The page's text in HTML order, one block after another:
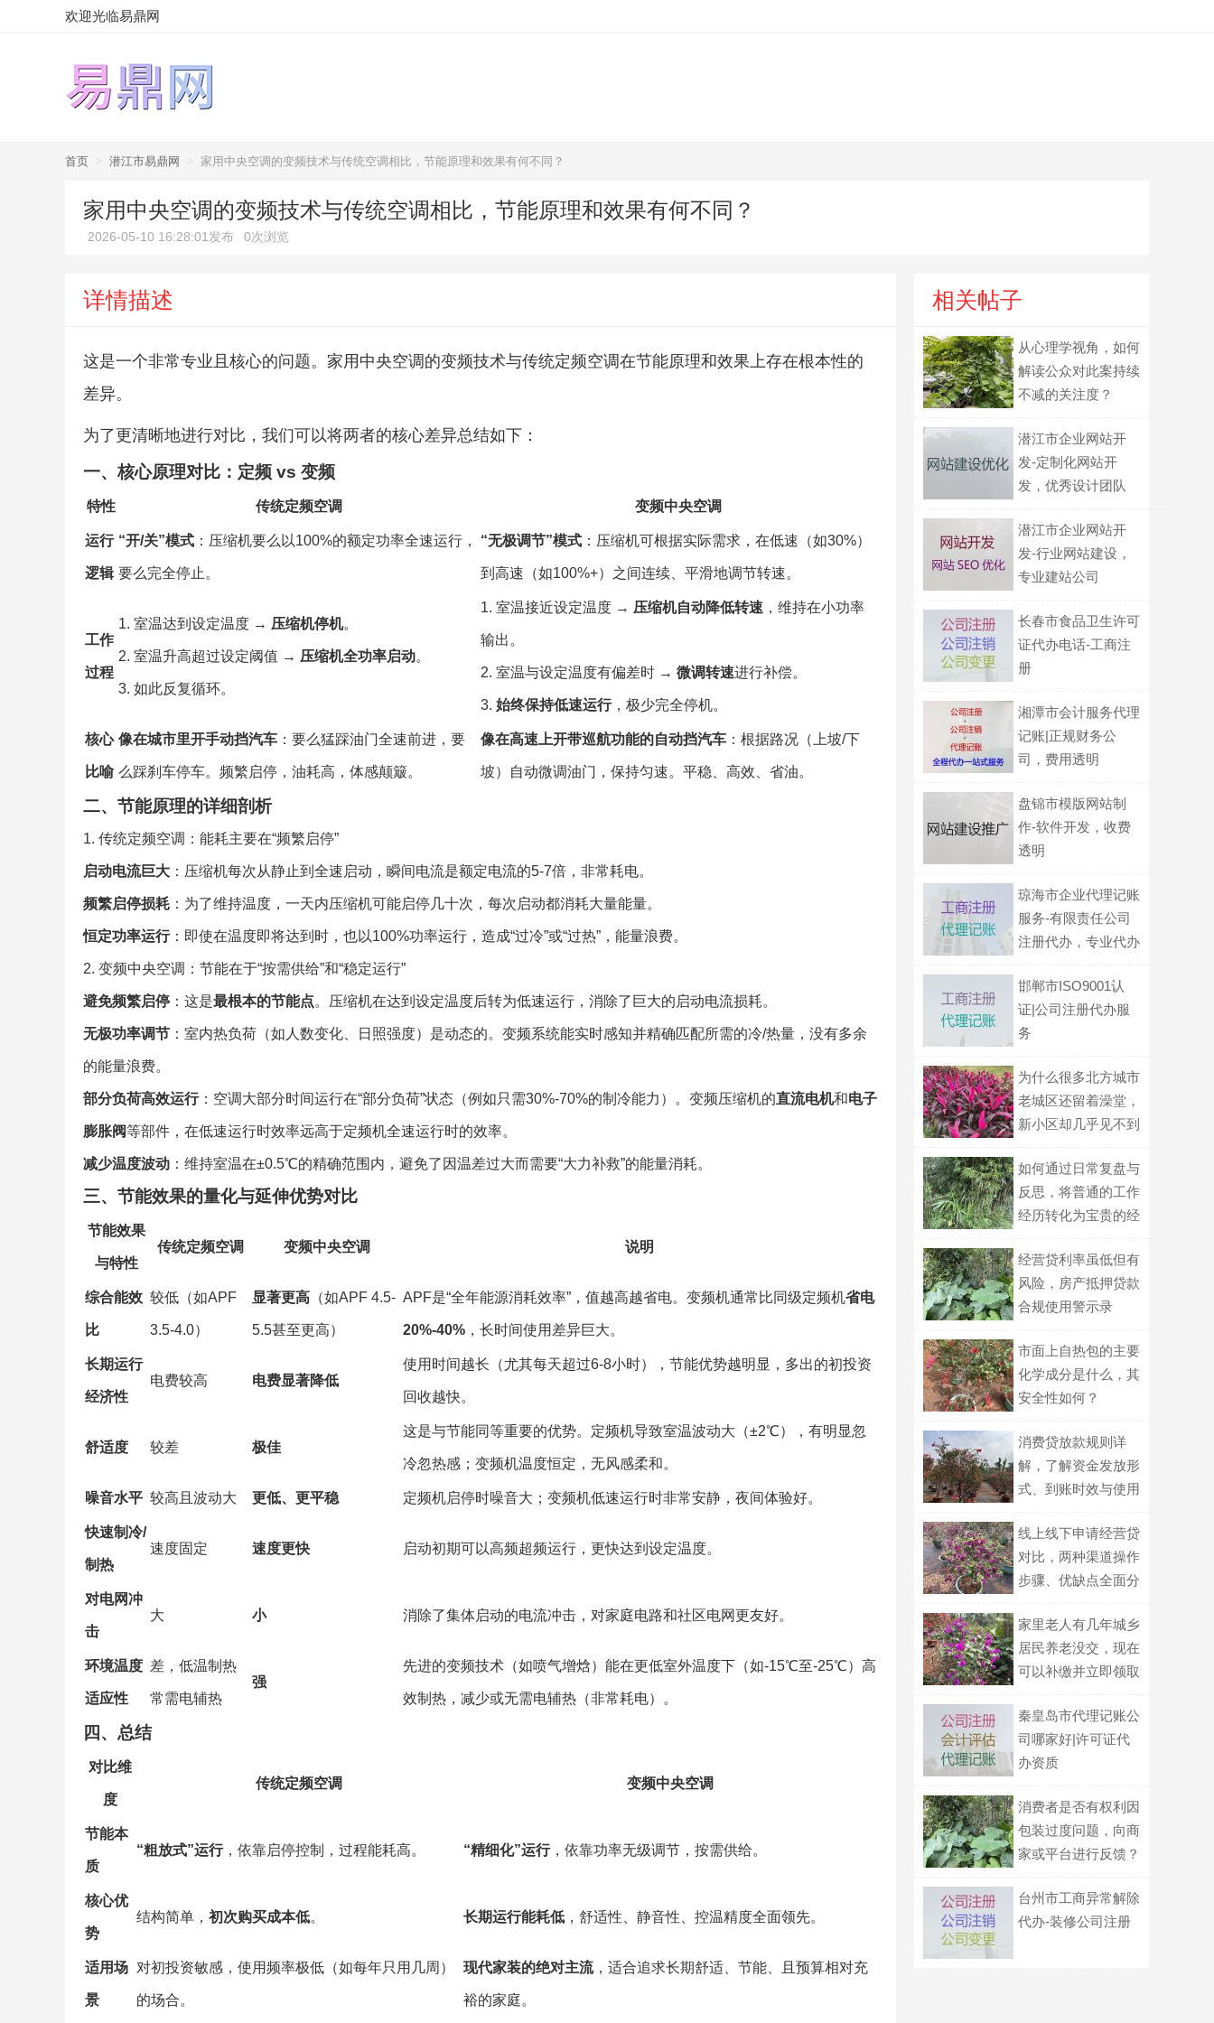
欢迎光临易鼎网
首页 > 潜江市易鼎网 > 家用中央空调的变频技术与传统空调相比，节能原理和效果有何不同？
家用中央空调的变频技术与传统空调相比，节能原理和效果有何不同？
2026-05-10 16:28:01发布 0次浏览
详情描述
这是一个非常专业且核心的问题。家用中央空调的变频技术与传统定频空调在节能原理和效果上存在根本性的
差异。
为了更清晰地进行对比，我们可以将两者的核心差异总结如下：
一、核心原理对比：定频 vs 变频
特性 传统定频空调 变频中央空调
运行
逻辑
“开/关”模式 ：压缩机要么以100%的额定功率全速运行，
要么完全停止。
“无极调节”模式 ：压缩机可根据实际需求，在低速（如30%）
到高速（如100%+）之间连续、平滑地调节转速。
工作
过程
1. 室温达到设定温度 → 压缩机停机。
2. 室温升高超过设定阈值 → 压缩机全功率启动。
3. 如此反复循环。
1. 室温接近设定温度 → 压缩机自动降低转速 ，维持在小功率
输出。
2. 室温与设定温度有偏差时 → 微调转速进行补偿。
3. 始终保持低速运行，极少完全停机。
核心
比喻
像在城市里开手动挡汽车 ：要么猛踩油门全速前进，要
么踩刹车停车。频繁启停，油耗高，体感颠簸。
像在高速上开带巡航功能的自动挡汽车 ：根据路况（上坡/下
坡）自动微调油门，保持匀速。平稳、高效、省油。
二、节能原理的详细剖析
1. 传统定频空调：能耗主要在“频繁启停”
启动电流巨大 ：压缩机每次从静止到全速启动，瞬间电流是额定电流的5-7倍，非常耗电。
频繁启停损耗 ：为了维持温度，一天内压缩机可能启停几十次，每次启动都消耗大量能量。
恒定功率运行：即使在温度即将达到时，也以100%功率运行，造成“过冷”或“过热”，能量浪费。
2. 变频中央空调：节能在于“按需供给”和“稳定运行”
避免频繁启停 ：这是最根本的节能点。压缩机在达到设定温度后转为低速运行，消除了巨大的启动电流损耗。
无极功率调节 ：室内热负荷（如人数变化、日照强度）是动态的。变频系统能实时感知并精确匹配所需的冷/热量，没有多余
的能量浪费。
部分负荷高效运行：空调大部分时间运行在“部分负荷”状态（例如只需30%-70%的制冷能力）。变频压缩机的直流电机和电子
膨胀阀等部件，在低速运行时效率远高于定频机全速运行时的效率。
减少温度波动 ：维持室温在±0.5℃的精确范围内，避免了因温差过大而需要“大力补救”的能量消耗。
三、节能效果的量化与延伸优势对比
节能效果
与特性
传统定频空调 变频中央空调 说明
综合能效
比
较低（如APF
3.5-4.0）
显著更高 （如APF 4.5-
5.5甚至更高）
APF是“全年能源消耗效率”，值越高越省电。变频机通常比同级定频机省电
20%-40% ，长时间使用差异巨大。
长期运行
经济性
电费较高 电费显著降低
使用时间越长（尤其每天超过6-8小时），节能优势越明显，多出的初投资
回收越快。
舒适度 较差 极佳
这是与节能同等重要的优势。定频机导致室温波动大（±2℃），有明显忽
冷忽热感；变频机温度恒定，无风感柔和。
噪音水平 较高且波动大 更低、更平稳 定频机启停时噪音大；变频机低速运行时非常安静，夜间体验好。
快速制冷/
制热
速度固定 速度更快 启动初期可以高频超频运行，更快达到设定温度。
对电网冲
击
大 小 消除了集体启动的电流冲击，对家庭电路和社区电网更友好。
环境温度
适应性
差，低温制热
常需电辅热
强
先进的变频技术（如喷气增焓）能在更低室外温度下（如-15℃至-25℃）高
效制热，减少或无需电辅热（非常耗电）。
四、总结
对比维
度
传统定频空调 变频中央空调
节能本
质
“粗放式”运行，依靠启停控制，过程能耗高。 “精细化”运行，依靠功率无级调节，按需供给。
核心优
势
结构简单， 初次购买成本低。 长期运行能耗低 ，舒适性、静音性、控温精度全面领先。
适用场
景
对初投资敏感，使用频率极低（如每年只用几周）
的场合。
现代家装的绝对主流，适合追求长期舒适、节能、且预算相对充
裕的家庭。
相关帖子
从心理学视角，如何
解读公众对此案持续
不减的关注度？
潜江市企业网站开
发-定制化网站开
发，优秀设计团队
潜江市企业网站开
发-行业网站建设，
专业建站公司
长春市食品卫生许可
证代办电话-工商注
册
湘潭市会计服务代理
记账|正规财务公
司，费用透明
盘锦市模版网站制
作-软件开发，收费
透明
琼海市企业代理记账
服务-有限责任公司
注册代办，专业代办
邯郸市ISO9001认
证|公司注册代办服
务
为什么很多北方城市
老城区还留着澡堂，
新小区却几乎见不到
如何通过日常复盘与
反思，将普通的工作
经历转化为宝贵的经
经营贷利率虽低但有
风险，房产抵押贷款
合规使用警示录
市面上自热包的主要
化学成分是什么，其
安全性如何？
消费贷放款规则详
解，了解资金发放形
式、到账时效与使用
线上线下申请经营贷
对比，两种渠道操作
步骤、优缺点全面分
家里老人有几年城乡
居民养老没交，现在
可以补缴并立即领取
秦皇岛市代理记账公
司哪家好|许可证代
办资质
消费者是否有权利因
包装过度问题，向商
家或平台进行反馈？
台州市工商异常解除
代办-装修公司注册